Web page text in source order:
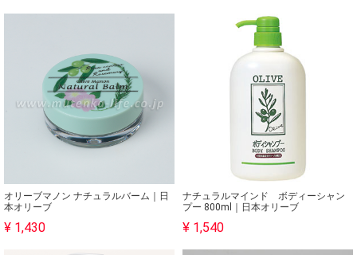
オリーブマノン ナチュラルバーム｜日
本オリーブ
¥ 1,430
ナチュラルマインド ボディーシャン
プー 800ml｜日本オリーブ
¥ 1,540